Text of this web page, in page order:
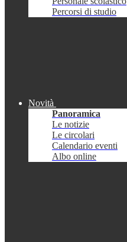
Percorsi di studio
Novità
Panoramica
Le notizie
Le circolari
Calendario eventi
Albo online